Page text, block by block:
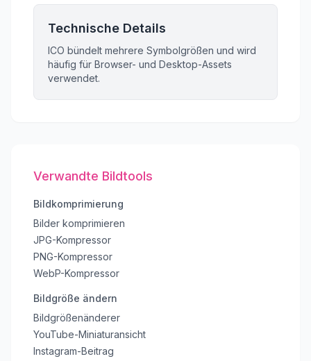
Technische Details
ICO bündelt mehrere Symbolgrößen und wird
häufig für Browser- und Desktop-Assets
verwendet.
Verwandte Bildtools
Bildkomprimierung
Bilder komprimieren
JPG-Kompressor
PNG-Kompressor
WebP-Kompressor
Bildgröße ändern
Bildgrößenänderer
YouTube-Miniaturansicht
Instagram-Beitrag